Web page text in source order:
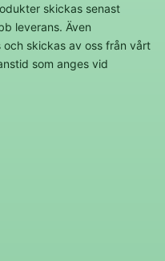
skickas senast
leverans. Även
skickas av oss från vårt
som anges vid